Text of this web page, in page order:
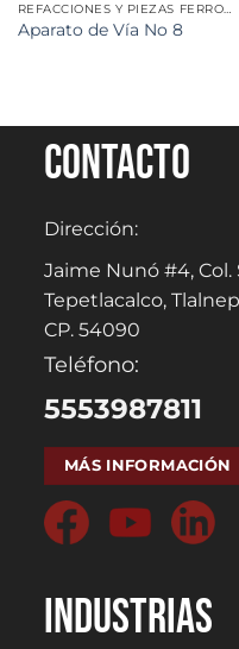
REFACCIONES Y PIEZAS FERROVIARIAS
Aparato de Vía No 8
Contacto
Dirección:
Jaime Nunó #4,
Tepetlacalco,
CP. 54090
Teléfono:
5553987811
MÁS INFORMACIÓN
Industrias